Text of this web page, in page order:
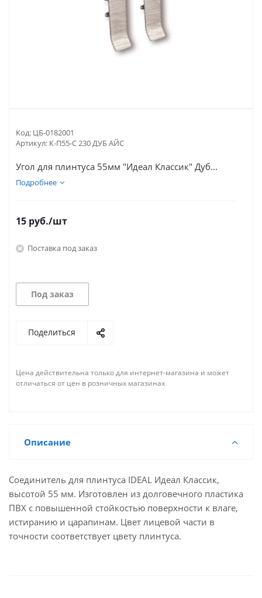
Код: ЦБ-0182001
Артикул: К-П55-С 230 ДУБ АЙС
Угол для плинтуса 55мм "Идеал Классик" Дуб...
Подробнее
15 руб./шт
Поставка под заказ
Под заказ
Поделиться
Цена действительна только для интернет-магазина и может
отличаться от цен в розничных магазинах
Описание
Соединитель для плинтуса IDEAL Идеал Классик,
высотой 55 мм. Изготовлен из долговечного пластика
ПВХ с повышенной стойкостью поверхности к влаге,
истиранию и царапинам. Цвет лицевой части в
точности соответствует цвету плинтуса.